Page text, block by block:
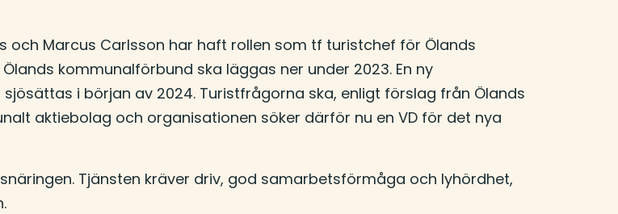
Marcus Carlsson har haft rollen som tf turistchef för Ölands
kommunalförbund ska läggas ner under 2023. En ny
i början av 2024. Turistfrågorna ska, enligt förslag från Ölands
aktiebolag och organisationen söker därför nu en VD för det nya
Tjänsten kräver driv, god samarbetsförmåga och lyhördhet,